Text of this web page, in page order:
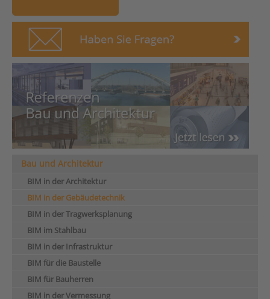
Bau und Architektur
BIM in der Architektur
BIM in der Gebäudetechnik
BIM in der Tragwerksplanung
BIM im Stahlbau
BIM in der Infrastruktur
BIM für die Baustelle
BIM für Bauherren
BIM in der Vermessung